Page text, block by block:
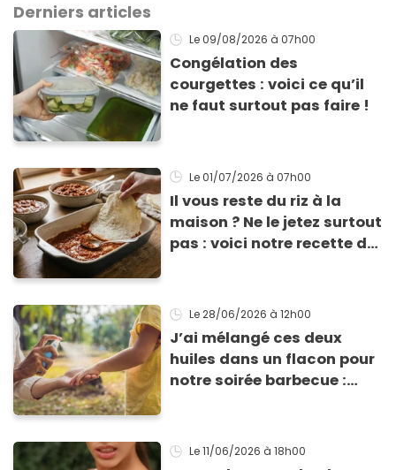
Derniers articles
Le 09/08/2026 à 07h00
Congélation des
courgettes : voici ce qu’il
ne faut surtout pas faire !
Le 01/07/2026 à 07h00
Il vous reste du riz à la
maison ? Ne le jetez surtout
pas : voici notre recette de
Le 28/06/2026 à 12h00
J’ai mélangé ces deux
huiles dans un flacon pour
notre soirée barbecue :
ma lotion
Le 11/06/2026 à 18h00